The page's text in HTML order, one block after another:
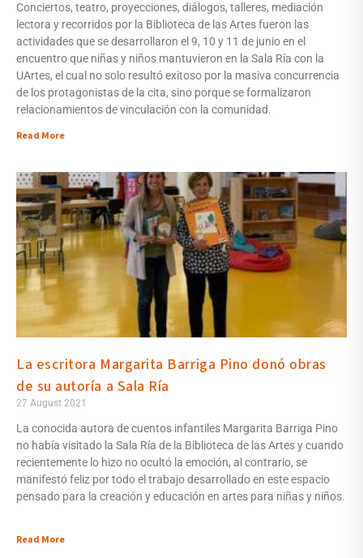
Conciertos, teatro, proyecciones, diálogos, talleres, mediación
lectora y recorridos por la Biblioteca de las Artes fueron las
actividades que se desarrollaron el 9, 10 y 11 de junio en el
encuentro que niñas y niños mantuvieron en la Sala Ría con la
UArtes, el cual no solo resultó exitoso por la masiva concurrencia
de los protagonistas de la cita, sino porque se formalizaron
relacionamientos de vinculación con la comunidad.
Read More
La escritora Margarita Barriga Pino donó obras
de su autoría a Sala Ría
27 August 2021
La conocida autora de cuentos infantiles Margarita Barriga Pino
no había visitado la Sala Ría de la Biblioteca de las Artes y cuando
recientemente lo hizo no ocultó la emoción, al contrario, se
manifestó feliz por todo el trabajo desarrollado en este espacio
pensado para la creación y educación en artes para niñas y niños.
Read More